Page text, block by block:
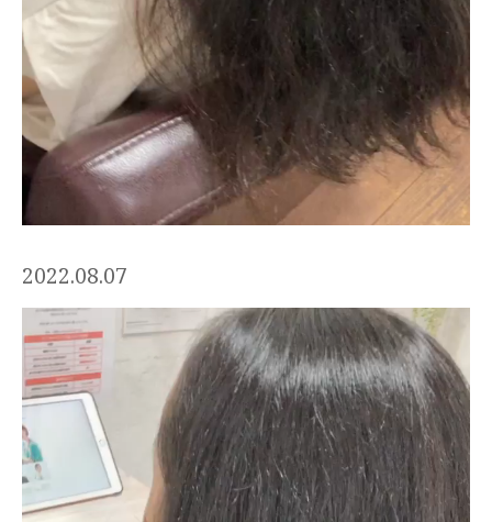
2022.08.07
動
画
プ
レ
ー